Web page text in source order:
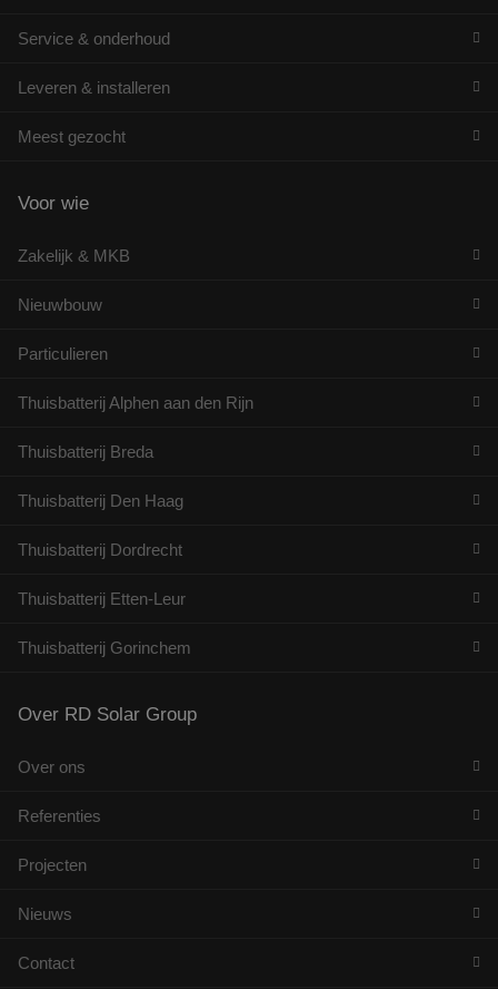
Service & onderhoud
Leveren & installeren
Meest gezocht
Voor wie
Zakelijk & MKB
Nieuwbouw
Particulieren
Thuisbatterij Alphen aan den Rijn
Thuisbatterij Breda
Thuisbatterij Den Haag
Thuisbatterij Dordrecht
Thuisbatterij Etten-Leur
Thuisbatterij Gorinchem
Over RD Solar Group
Over ons
Referenties
Projecten
Nieuws
Contact